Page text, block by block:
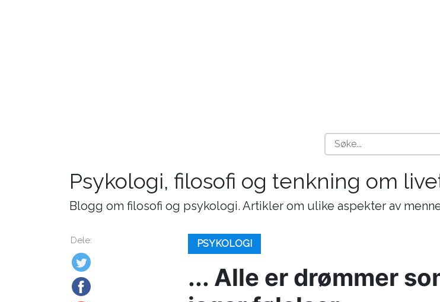
Psykologi, filosofi og tenkning om
Blogg om filosofi og psykologi. Artikler om ulike aspekter av
Dele: PSYKOLOGI
... Alle er drømmer